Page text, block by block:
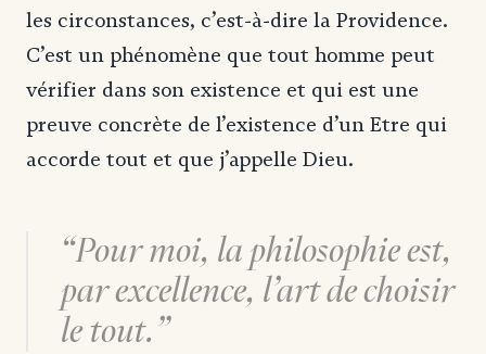
les circonstances, c’est-à-dire la Providence.
C’est un phénomène que tout homme peut
vérifier dans son existence et qui est une
preuve concrète de l’existence d’un Etre qui
accorde tout et que j’appelle Dieu.
Pour moi, la philosophie est,
par excellence, l’art de choisir
le tout.